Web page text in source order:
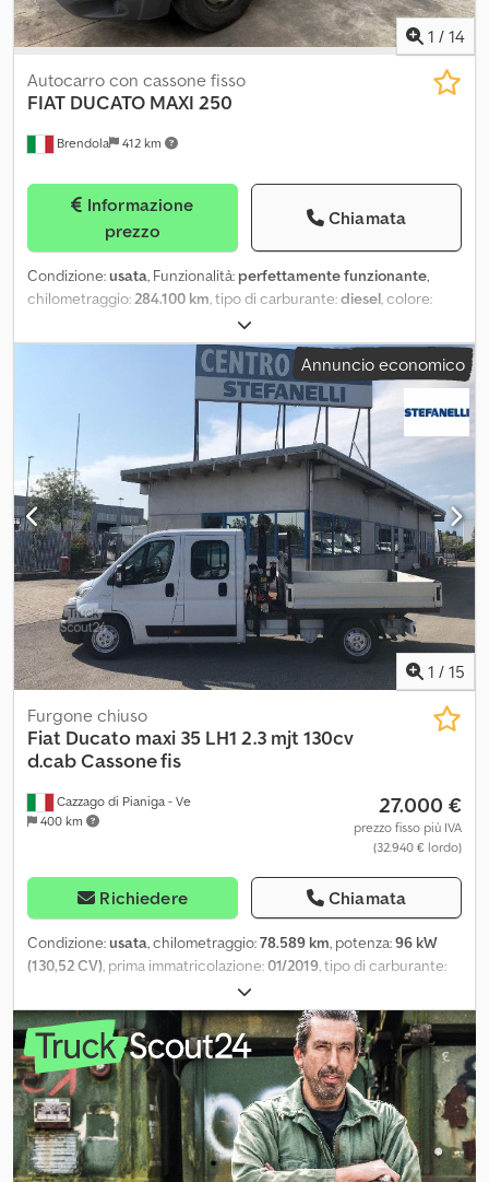
1 / 14
Brendola 412 km
Autocarro con cassone fisso
FIAT DUCATO MAXI 250
prezzo
Chiamata
Condizione:usata, Funzionalità: perfettamente funzionante,
chilometraggio: 284.100 km , tipo di carburante:diesel , colore:
cabina corta
Anno di produzione:2015, FIAT DUCATO MAXI 250 Anno 2015
Cedpfxow Exzws Ap Ierf CARBURANTE DIESEL/ Euro 5B Km.
284.100 Cambio Manuale/ Cilindrata 2287/ KW 96 PTT 35 q./ PAT B
Portata Ut. Kg. 1.400 Passo mm. 3.800 CASSONE FISSO mm 3380 x
2200 - Cassa in Inox - Autocarro climatizzato
Annuncio economico
1 / 15
Cazzago di Pianiga - Ve
400 km
Furgone chiuso
Fiat Ducato maxi 35 LH1 2.3 mjt 130cv
d.cab Cassone fis
27.000 €
prezzo fisso più IVA
(32.940 € lordo)
Richiedere Chiamata
Condizione:usata, chilometraggio:78.589 km, potenza:96 kW
(130,52 CV), prima immatricolazione:01/2019, tipo di carburante:
3.500 kg
ingranaggio:meccanico, Peso totale ammissibile: 3500kg Codpfx
Apozn A Rle Iorf